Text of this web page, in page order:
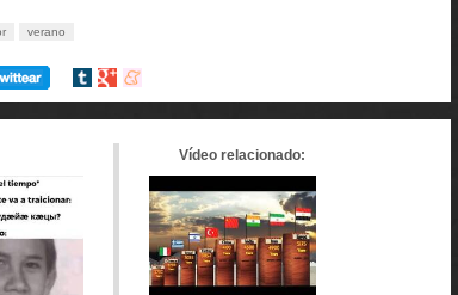
verano
Compartir
Compartir
Compartir
Vídeo relacionado: